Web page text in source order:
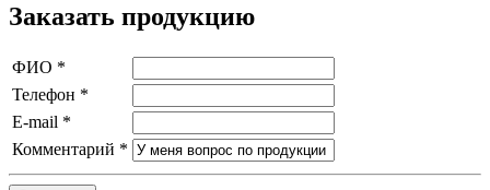
Заказать продукцию
ФИО *
Телефон *
E-mail *
Комментарий *